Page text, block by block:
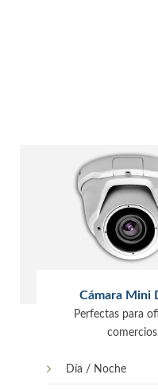
Cámara Mini
Perfectas para
Día / Noche